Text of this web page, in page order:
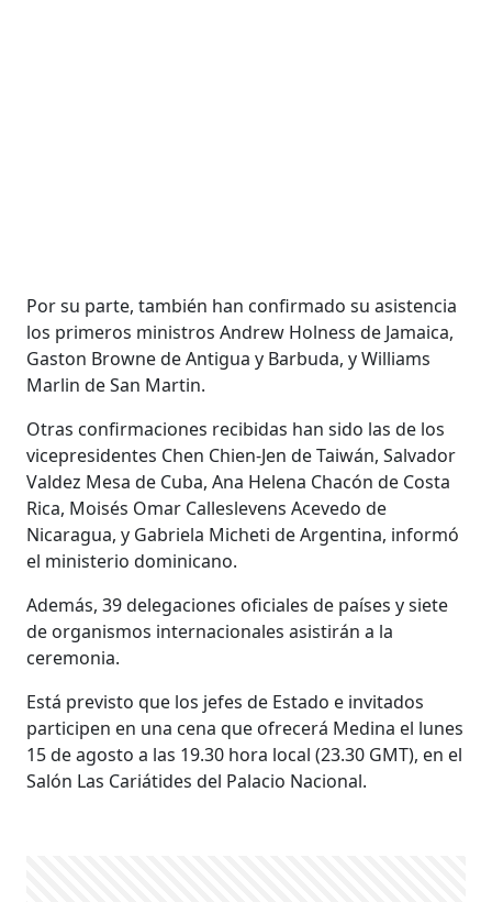
Por su parte, también han confirmado su asistencia
los primeros ministros Andrew Holness de Jamaica,
Gaston Browne de Antigua y Barbuda, y Williams
Marlin de San Martin.
Otras confirmaciones recibidas han sido las de los
vicepresidentes Chen Chien-Jen de Taiwán, Salvador
Valdez Mesa de Cuba, Ana Helena Chacón de Costa
Rica, Moisés Omar Calleslevens Acevedo de
Nicaragua, y Gabriela Micheti de Argentina, informó
el ministerio dominicano.
Además, 39 delegaciones oficiales de países y siete
de organismos internacionales asistirán a la
ceremonia.
Está previsto que los jefes de Estado e invitados
participen en una cena que ofrecerá Medina el lunes
15 de agosto a las 19.30 hora local (23.30 GMT), en el
Salón Las Cariátides del Palacio Nacional.